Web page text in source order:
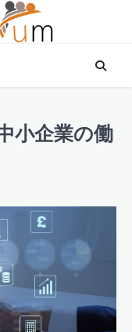
小企業の働